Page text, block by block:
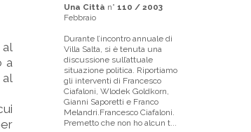
al
a
Una Città n° 110 / 2003
Febbraio
Durante l’incontro annuale di
Villa Salta, si è tenuta una
discussione sull’attuale
situazione politica. Riportiamo
gli interventi di Francesco
Ciafaloni, Wlodek Goldkorn,
Gianni Saporetti e Franco
Melandri.Francesco Ciafaloni.
Premetto che non ho alcun t...